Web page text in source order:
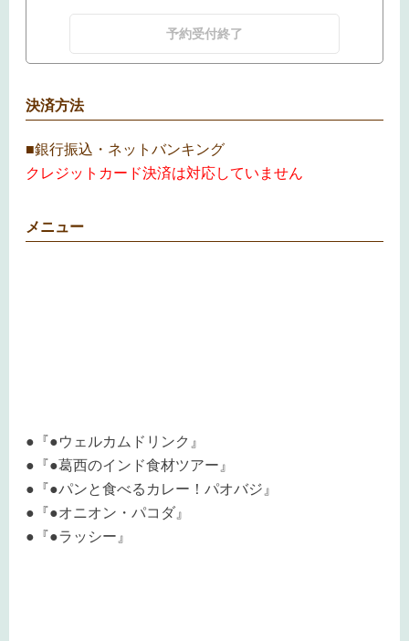
予約受付終了
決済方法
■銀行振込・ネットバンキング
クレジットカード決済は対応していません
メニュー
●『●ウェルカムドリンク』
●『●葛西のインド食材ツアー』
●『●パンと食べるカレー！パオバジ』
●『●オニオン・パコダ』
●『●ラッシー』